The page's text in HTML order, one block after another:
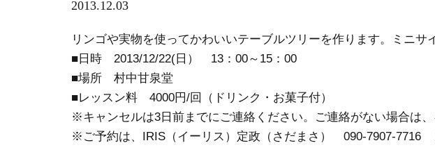
2013.12.03
リンゴや実物を使ってかわいいテーブルツリーを作ります。ミニ
■日時 2013/12/22(日） 13：00～15：00
■場所 村中甘泉堂
■レッスン料 4000円/回（ドリンク・お菓子付）
※キャンセルは3日前までにご連絡ください。ご連絡がない場合は
※ご予約は、IRIS（イーリス）定政（さだまさ） 090-7907-7716